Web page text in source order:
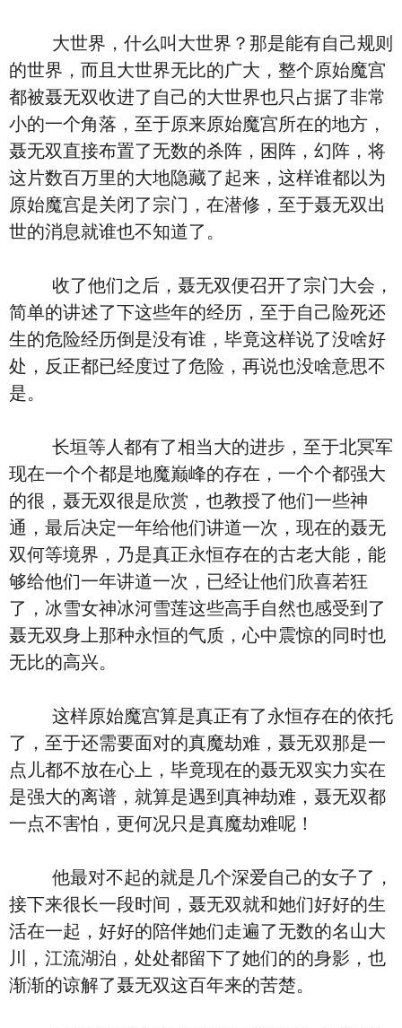
大世界，什么叫大世界？那是能有自己规则
的世界，而且大世界无比的广大，整个原始魔宫
都被聂无双收进了自己的大世界也只占据了非常
小的一个角落，至于原来原始魔宫所在的地方，
聂无双直接布置了无数的杀阵，困阵，幻阵，将
这片数百万里的大地隐藏了起来，这样谁都以为
原始魔宫是关闭了宗门，在潜修，至于聂无双出
世的消息就谁也不知道了。
收了他们之后，聂无双便召开了宗门大会，
简单的讲述了下这些年的经历，至于自己险死还
生的危险经历倒是没有谁，毕竟这样说了没啥好
处，反正都已经度过了危险，再说也没啥意思不
是。
长垣等人都有了相当大的进步，至于北冥军
现在一个个都是地魔巅峰的存在，一个个都强大
的很，聂无双很是欣赏，也教授了他们一些神
通，最后决定一年给他们讲道一次，现在的聂无
双何等境界，乃是真正永恒存在的古老大能，能
够给他们一年讲道一次，已经让他们欣喜若狂
了，冰雪女神冰河雪莲这些高手自然也感受到了
聂无双身上那种永恒的气质，心中震惊的同时也
无比的高兴。
这样原始魔宫算是真正有了永恒存在的依托
了，至于还需要面对的真魔劫难，聂无双那是一
点儿都不放在心上，毕竟现在的聂无双实力实在
是强大的离谱，就算是遇到真神劫难，聂无双都
一点不害怕，更何况只是真魔劫难呢！
他最对不起的就是几个深爱自己的女子了，
接下来很长一段时间，聂无双就和她们好好的生
活在一起，好好的陪伴她们走遍了无数的名山大
川，江流湖泊，处处都留下了她们的的身影，也
渐渐的谅解了聂无双这百年来的苦楚。